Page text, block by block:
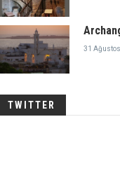
31
TWITTER